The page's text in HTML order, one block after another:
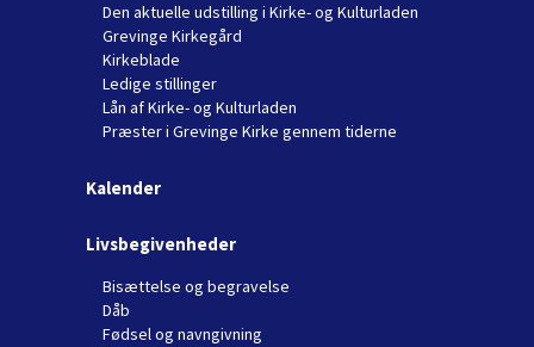
Den aktuelle udstilling i Kirke- og Kulturladen
Grevinge Kirkegård
Kirkeblade
Ledige stillinger
Lån af Kirke- og Kulturladen
Præster i Grevinge Kirke gennem tiderne
Kalender
Livsbegivenheder
Bisættelse og begravelse
Dåb
Fødsel og navngivning